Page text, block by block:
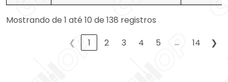
Mostrando de 1 até 10 de 138 registros
❮
1 2 3 4 5 … 14 ❯